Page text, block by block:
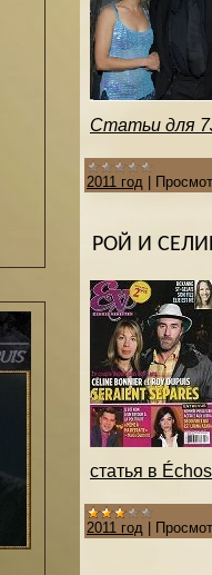
Статьи для
2011 год
РОЙ И
статья в
2011 год